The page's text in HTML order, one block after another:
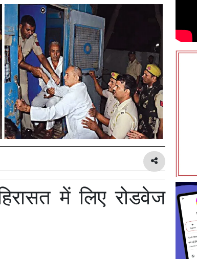
में लिए रोडवेज